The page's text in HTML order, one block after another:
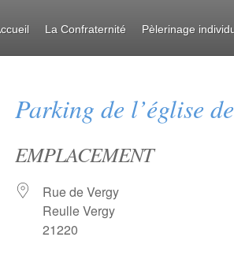
La Confraternité Pèlerinage
Parking de l’église
EMPLACEMENT
Rue de Vergy
Reulle Vergy
21220